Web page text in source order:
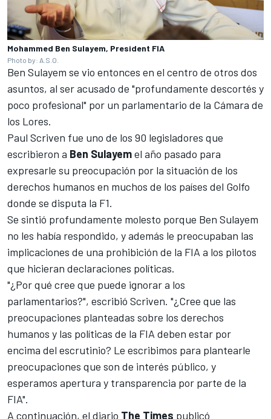
Mohammed Ben Sulayem, President FIA
Photo by: A.S.O.
Ben Sulayem se vio entonces en el centro de otros dos
asuntos, al ser acusado de "profundamente descortés y
poco profesional" por un parlamentario de la Cámara de
los Lores.
Paul Scriven fue uno de los 90 legisladores que
escribieron a Ben Sulayemel año pasado para
expresarle su preocupación por la situación de los
derechos humanos en muchos de los países del Golfo
donde se disputa la F1.
Se sintió profundamente molesto porque Ben Sulayem
no les había respondido, y además le preocupaban las
implicaciones de una prohibición de la FIA a los pilotos
que hicieran declaraciones políticas.
"¿Por qué cree que puede ignorar a los
parlamentarios?", escribió Scriven. "¿Cree que las
preocupaciones planteadas sobre los derechos
humanos y las políticas de la FIA deben estar por
encima del escrutinio? Le escribimos para plantearle
preocupaciones que son de interés público, y
esperamos apertura y transparencia por parte de la
FIA".
A continuación, el diario The Times publicó